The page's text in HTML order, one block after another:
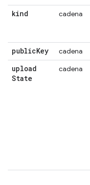
kind cadena
publicKey cadena
upload
State
cadena